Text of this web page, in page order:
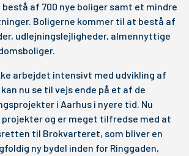
af 700 nye boliger samt et mindre
Boligerne kommer til at bestå af
udlejningslejligheder, almennyttige
arbejdet intensivt med udvikling af
nu se til vejs ende på et af de
i Aarhus i nyere tid. Nu
projekter og er meget tilfredse med at
til Brokvarteret, som bliver en
ny bydel inden for Ringgaden,